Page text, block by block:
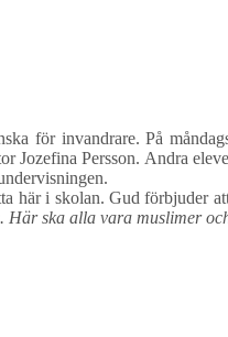
för invandrare. På
Jozefina Persson. Andra
här i skolan. Gud förbjuder
Här ska alla vara muslimer